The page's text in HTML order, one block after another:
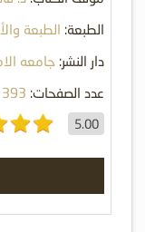
الطبعة: الطبعة
دار النشر: جامعه
عدد الصفحات: 393
5.00